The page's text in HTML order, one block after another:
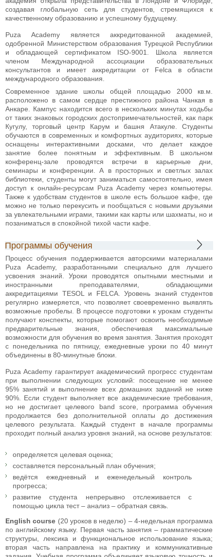
создавая глобальную сеть для студентов, стремящихся к
качественному образованию и успешному будущему.
Puza Academy является аккредитованной академией,
одобренной Министерством образования Турецкой Республики
и обладающей сертификатом ISO-9001. Школа является
членом Международной ассоциации образовательных
консультантов и имеет аккредитации от Felca в области
международного образования.
Современное здание школы общей площадью 2000 кв.м.
расположено в самом сердце престижного района Чанкая в
Анкаре. Кампус находится всего в нескольких минутах ходьбы
от таких знаковых городских достопримечательностей, как парк
Кугулу, торговый центр Карум и башня Атакуле. Студенты
обучаются в современных и комфортных аудиториях, которые
оснащены интерактивными досками, что делает каждое
занятие более понятным и эффективным. В школьном
конференц-зале проводятся встречи в карьерные дни,
семинары и конференции. А в просторных и светлых залах
библиотеки, студенты могут заниматься самостоятельно, имея
доступ к онлайн-ресурсам Puza Academy через компьютеры.
Также к удобствам студентов в школе есть большое кафе, где
можно не только перекусить и пообщаться с новыми друзьями
за увлекательными играми, такими как карты или шахматы, но и
позаниматься в спокойной тихой части кафе.
Программы обучения
Процесс обучения поддерживается авторскими материалами
Puza Academy, разработанными специально для лучшего
усвоения знаний. Уроки проводятся опытными местными и
иностранными преподавателями, обладающими
аккредитациями TESOL и FELCA. Уровень знаний студентов
регулярно измеряется, что позволяет своевременно выявлять
возможные пробелы. В процессе подготовки к урокам студенты
получают конспекты, которые помогают освоить необходимые
предварительные знания, обеспечивая максимальные
возможности для обучения во время занятия. Занятия проходят
с понедельника по пятницу, ежедневные уроки по 40 минут
объединены в 80-минутные блоки.
Puza Academy гарантирует академический прогресс студентам
при выполнении следующих условий: посещение не менее
95% занятий и выполнение всех домашних заданий не ниже
90%. Если студент выполняет все академические требования,
но не достигает целевого band score, программа обучения
продолжается без дополнительной оплаты до достижения
целевого результата. Каждый студент в начале программы
проходит полный анализ уровня знаний, на основе результатов:
определяется целевая оценка;
составляется персональный план обучения;
ведётся ежедневный и еженедельный контроль
прогресса;
развитие студента непрерывно отслеживается с
помощью цикла тест – анализ – обратная связь.
English course (20 уроков в неделю) – 4-недельная программа
по английскому языку. Первая часть занятия – грамматические
структуры, лексика и функциональное использование языка;
вторая часть направлена на практику и коммуникативные